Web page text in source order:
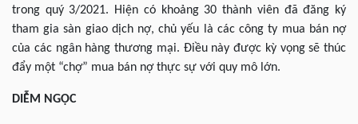
trong quý 3/2021. Hiện có khoảng 30 thành viên đã đăng ký
tham gia sàn giao dịch nợ, chủ yếu là các công ty mua bán nợ
của các ngân hàng thương mại. Điều này được kỳ vọng sẽ thúc
đẩy một “chợ” mua bán nợ thực sự với quy mô lớn.
DIỄM NGỌC